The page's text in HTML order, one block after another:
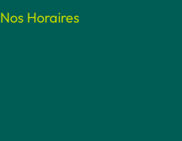
Nos Horaires